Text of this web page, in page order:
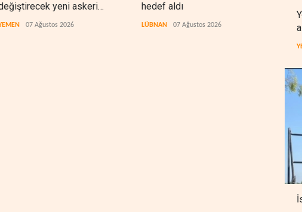
yeni askeri
07 Ağustos 2026
hedef aldı
LÜBNAN 07 Ağustos 2026 BATI